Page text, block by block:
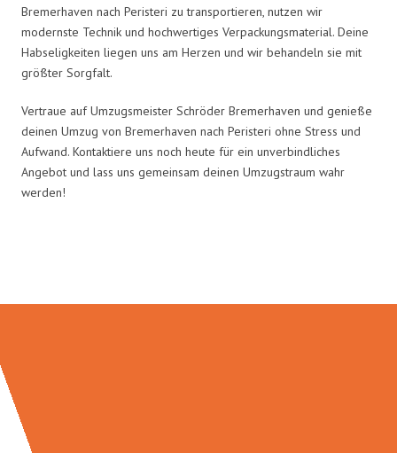
Bremerhaven nach Peristeri zu transportieren, nutzen wir
modernste Technik und hochwertiges Verpackungsmaterial. Deine
Habseligkeiten liegen uns am Herzen und wir behandeln sie mit
größter Sorgfalt.
Vertraue auf Umzugsmeister Schröder Bremerhaven und genieße
deinen Umzug von Bremerhaven nach Peristeri ohne Stress und
Aufwand. Kontaktiere uns noch heute für ein unverbindliches
Angebot und lass uns gemeinsam deinen Umzugstraum wahr
werden!